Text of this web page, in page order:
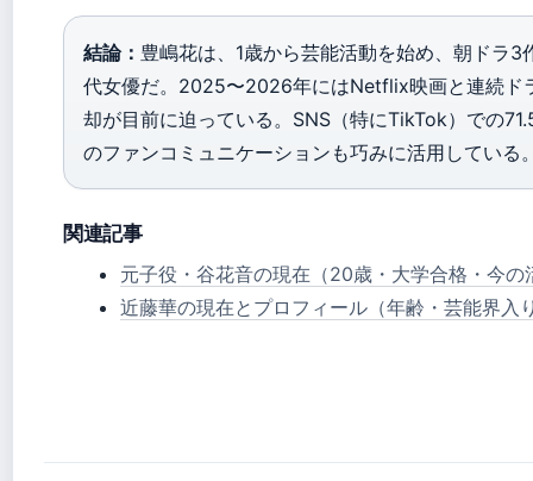
結論： 豊嶋花は、1歳から芸能活動を始め、朝ドラ
代女優だ。2025〜2026年にはNetflix映画と連続ド
却が目前に迫っている。SNS（特にTikTok）での
のファンコミュニケーションも巧みに活用している
関連記事
元子役・谷花音の現在（20歳・大学合格・今の
近藤華の現在とプロフィール（年齢・芸能界入